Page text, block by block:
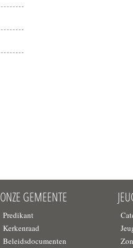
ONZE GEMEENTE
Predikant
Kerkenraad
Beleidsdocumenten